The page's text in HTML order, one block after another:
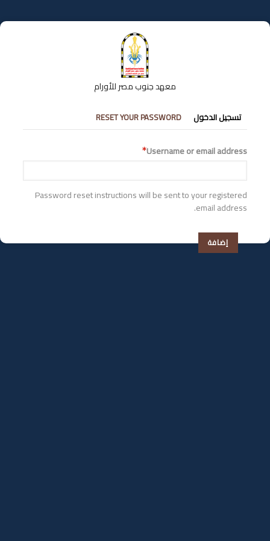
إلى
المحتوى
معهد جنوب مصر للأورام
التبويبات
الأساسية
تسجيل الدخول RESET YOUR PASSWORD
Username or email address
Password reset instructions will be sent to your registered
email address.